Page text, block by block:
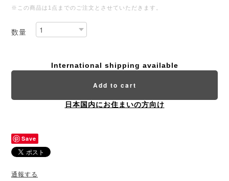
※この商品は1点までのご注文とさせていただきます。
数量
International shipping available
Add to cart
日本国内にお住まいの方向け
Save
通報する